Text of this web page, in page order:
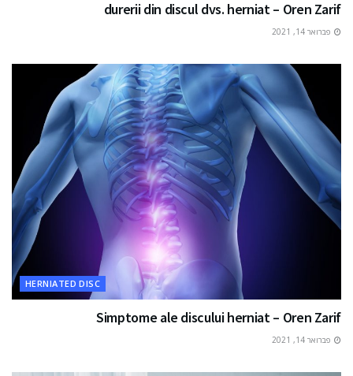
durerii din discul dvs. herniat – Oren Zarif
פברואר 14, 2021
HERNIATED DISC
Simptome ale discului herniat – Oren Zarif
פברואר 14, 2021